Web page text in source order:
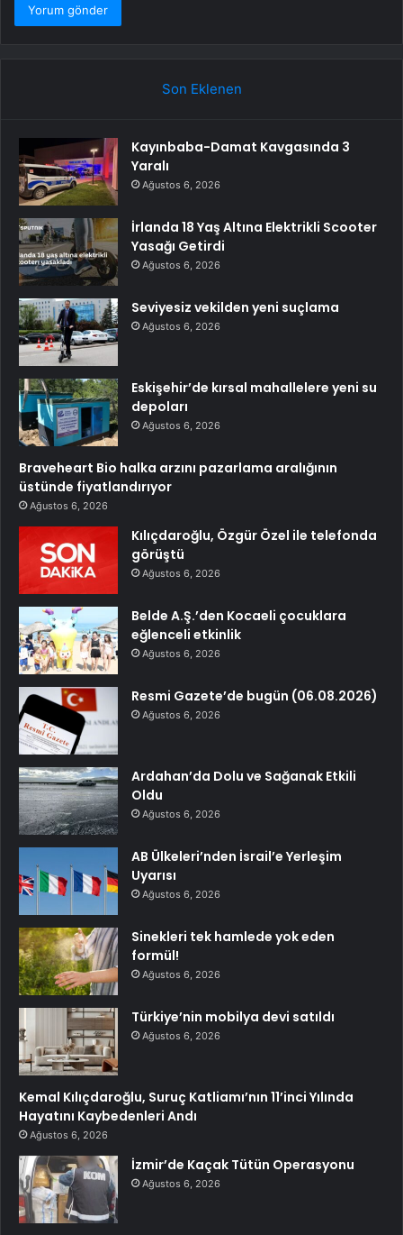
Son Eklenen
Kayınbaba-Damat Kavgasında 3
Yaralı
Ağustos 6, 2026
İrlanda 18 Yaş Altına Elektrikli Scooter
Yasağı Getirdi
Ağustos 6, 2026
Seviyesiz vekilden yeni suçlama
Ağustos 6, 2026
Eskişehir’de kırsal mahallelere yeni su
depoları
Ağustos 6, 2026
Braveheart Bio halka arzını pazarlama aralığının
üstünde fiyatlandırıyor
Ağustos 6, 2026
Kılıçdaroğlu, Özgür Özel ile telefonda
görüştü
Ağustos 6, 2026
Belde A.Ş.’den Kocaeli çocuklara
eğlenceli etkinlik
Ağustos 6, 2026
Resmi Gazete’de bugün (06.08.2026)
Ağustos 6, 2026
Ardahan’da Dolu ve Sağanak Etkili
Oldu
Ağustos 6, 2026
AB Ülkeleri’nden İsrail’e Yerleşim
Uyarısı
Ağustos 6, 2026
Sinekleri tek hamlede yok eden
formül!
Ağustos 6, 2026
Türkiye’nin mobilya devi satıldı
Ağustos 6, 2026
Kemal Kılıçdaroğlu, Suruç Katliamı’nın 11’inci Yılında
Hayatını Kaybedenleri Andı
Ağustos 6, 2026
İzmir’de Kaçak Tütün Operasyonu
Ağustos 6, 2026